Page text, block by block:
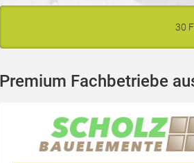
30
Premium Fachbetriebe